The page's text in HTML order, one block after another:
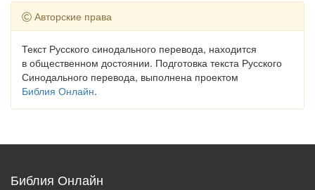
Авторские права
Текст Русского синодального перевода, находится
в общественном достоянии. Подготовка текста Русского
Синодального перевода, выполнена проектом
Библия Онлайн.
Библия Онлайн